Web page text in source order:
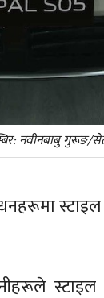
नवीनबाबु गुरूङ/
स्टाइल
स्टाइल